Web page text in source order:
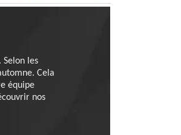
les
Cela
équipe
nos